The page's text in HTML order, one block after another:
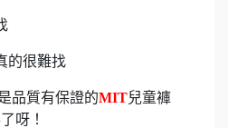
的很難找
品質有保證的MIT兒童褲
呀！